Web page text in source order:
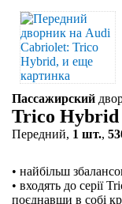
Пассажирский
Trico Hybrid
Передний, 1 шт.,
• найбільш
• входять до серії
поєднавши в собі